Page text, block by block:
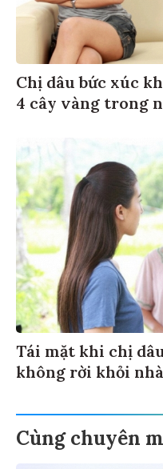
Chị dâu bức xúc
4 cây vàng trong
Tái mặt khi chị
không rời khỏi
Cùng chuyên